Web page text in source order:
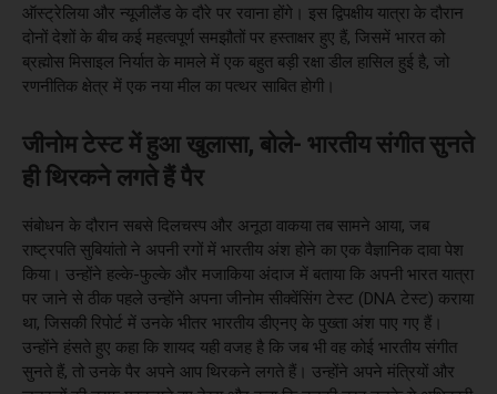
ऑस्ट्रेलिया और न्यूजीलैंड के दौरे पर रवाना होंगे। इस द्विपक्षीय यात्रा के दौरान
दोनों देशों के बीच कई महत्वपूर्ण समझौतों पर हस्ताक्षर हुए हैं, जिसमें भारत को
ब्रह्मोस मिसाइल निर्यात के मामले में एक बहुत बड़ी रक्षा डील हासिल हुई है, जो
रणनीतिक क्षेत्र में एक नया मील का पत्थर साबित होगी।
जीनोम टेस्ट में हुआ खुलासा, बोले- भारतीय संगीत सुनते
ही थिरकने लगते हैं पैर
संबोधन के दौरान सबसे दिलचस्प और अनूठा वाकया तब सामने आया, जब
राष्ट्रपति सुबियांतो ने अपनी रगों में भारतीय अंश होने का एक वैज्ञानिक दावा पेश
किया। उन्होंने हल्के-फुल्के और मजाकिया अंदाज में बताया कि अपनी भारत यात्रा
पर जाने से ठीक पहले उन्होंने अपना जीनोम सीक्वेंसिंग टेस्ट (DNA टेस्ट) कराया
था, जिसकी रिपोर्ट में उनके भीतर भारतीय डीएनए के पुख्ता अंश पाए गए हैं।
उन्होंने हंसते हुए कहा कि शायद यही वजह है कि जब भी वह कोई भारतीय संगीत
सुनते हैं, तो उनके पैर अपने आप थिरकने लगते हैं। उन्होंने अपने मंत्रियों और